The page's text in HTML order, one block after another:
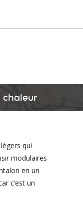
chaleur
qui
modulaires
en un
c’est un